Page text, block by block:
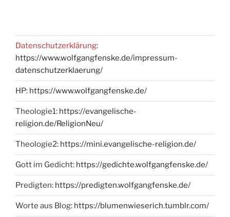
Datenschutzerklärung:
https://www.wolfgangfenske.de/impressum-
datenschutzerklaerung/
HP: https://www.wolfgangfenske.de/
Theologie1: https://evangelische-
religion.de/ReligionNeu/
Theologie2: https://mini.evangelische-religion.de/
Gott im Gedicht: https://gedichte.wolfgangfenske.de/
Predigten: https://predigten.wolfgangfenske.de/
Worte aus Blog: https://blumenwieserich.tumblr.com/